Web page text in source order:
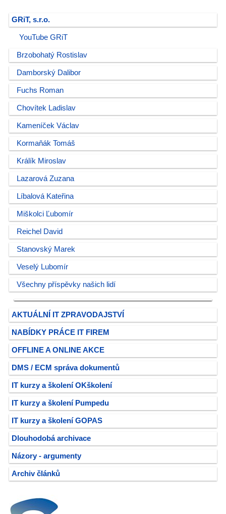
GRiT, s.r.o.
YouTube GRiT
Brzobohatý Rostislav
Damborský Dalibor
Fuchs Roman
Chovítek Ladislav
Kameníček Václav
Kormaňák Tomáš
Králík Miroslav
Lazarová Zuzana
Líbalová Kateřina
Miškolci Ľubomír
Reichel David
Stanovský Marek
Veselý Lubomír
Všechny příspěvky našich lidí
AKTUÁLNÍ IT ZPRAVODAJSTVÍ
NABÍDKY PRÁCE IT FIREM
OFFLINE A ONLINE AKCE
DMS / ECM správa dokumentů
IT kurzy a školení OKškolení
IT kurzy a školení Pumpedu
IT kurzy a školení GOPAS
Dlouhodobá archivace
Názory - argumenty
Archiv článků